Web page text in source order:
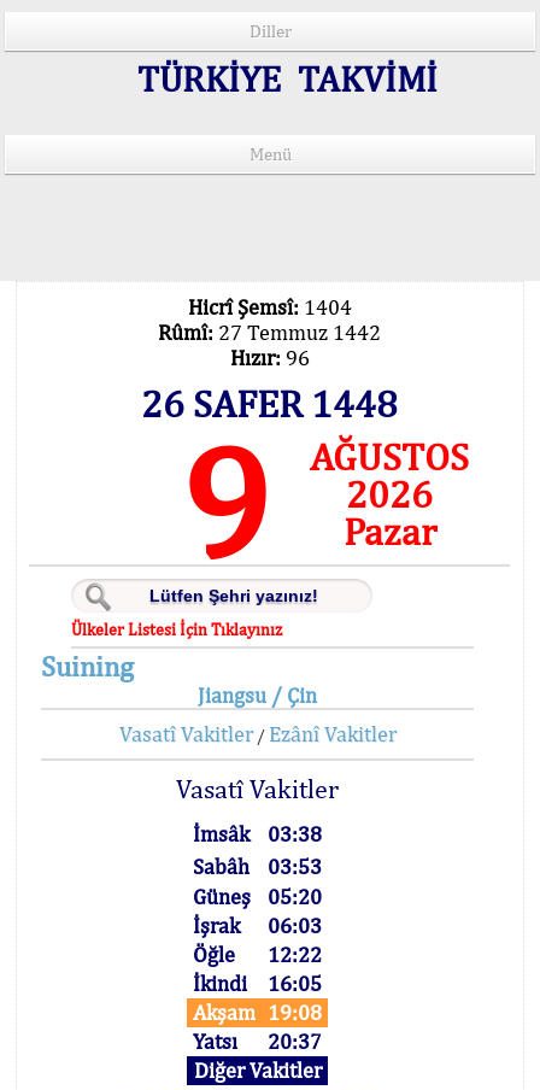
Diller
TÜRKİYE TAKVİMİ
Menü
Hicrî Şemsî: 1404
Rûmî: 27 Temmuz 1442
Hızır: 96
26 SAFER 1448
9
AĞUSTOS
2026
Pazar
Ülkeler Listesi İçin Tıklayınız
Suining
Jiangsu / Çin
Vasatî Vakitler/ Ezânî Vakitler
Vasatî Vakitler
İmsâk
03:38
Sabâh
03:53
Güneş
05:20
İşrak
06:03
Öğle
12:22
İkindi
16:05
Akşam 19:08
Yatsı
20:37
Diğer Vakitler